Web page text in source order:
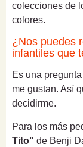
colecciones de
colores.
¿Nos puedes
infantiles que
Es una
me gustan. Así
decidirme.
Para los más
Tito" de Benji